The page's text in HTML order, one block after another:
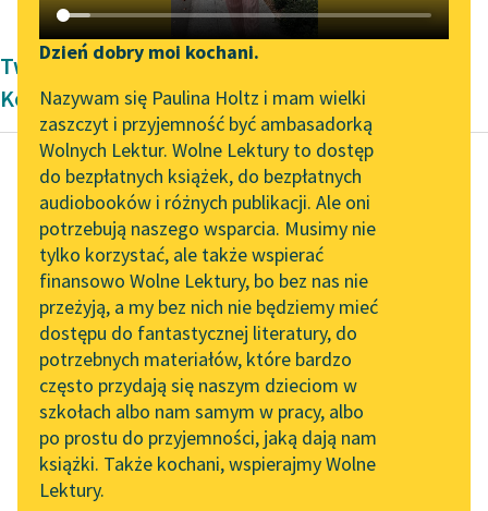
Katalog DAISY
Podkasty o książkach
Zgłoś brak utworu
Aktualności
Zapraszamy na spotkanie
online z tłumaczkami
literatury skandynawskiej
Spotkanie z Katarzyną
Tunkiel w Oslo
Wolne Lektury na 32.
Pol’and’Rock Festivalu
„Kochanek Lady
Chatterley” do słuchania
na Wolnych Lekturach
Nowy audiobook –
„Marzenie o Oriencie”
Narzędzia
Mapa Wolnych Lektur
Leśmianator
Przewodnik dla piszących i
czytających
API
OAI-PMH
Widget Wolnych Lektur
Przypisy
Dzień dobry moi kochani.
Nazywam się Paulina Holtz i mam wielki
zaszczyt i przyjemność być ambasadorką
Wolnych Lektur. Wolne Lektury to dostęp
do bezpłatnych książek, do bezpłatnych
audiobooków i różnych publikacji. Ale oni
potrzebują naszego wsparcia. Musimy nie
tylko korzystać, ale także wspierać
finansowo Wolne Lektury, bo bez nas nie
przeżyją, a my bez nich nie będziemy mieć
dostępu do fantastycznej literatury, do
potrzebnych materiałów, które bardzo
często przydają się naszym dzieciom w
szkołach albo nam samym w pracy, albo
po prostu do przyjemności, jaką dają nam
książki. Także kochani, wspierajmy Wolne
Lektury.
Twórczość Dwudziestolecie międzywojenne
Kornela Makuszyńskiego
Kornel Makuszyński
Bezgrzeszne lata
Nie czekałem długo —
wyzwał mnie nazajutrz.
Och, cośmy wtedy
przeżyli!
Przyszło do mnie
dwóch sekundantów...